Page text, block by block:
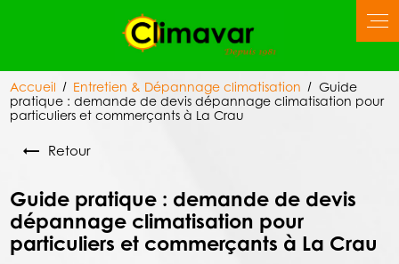
Accueil Entretien & Dépannage climatisation
Guide
pratique : demande de devis dépannage climatisation pour
particuliers et commerçants à La Crau
Retour
Guide pratique : demande de devis
dépannage climatisation pour
particuliers et commerçants à La Crau